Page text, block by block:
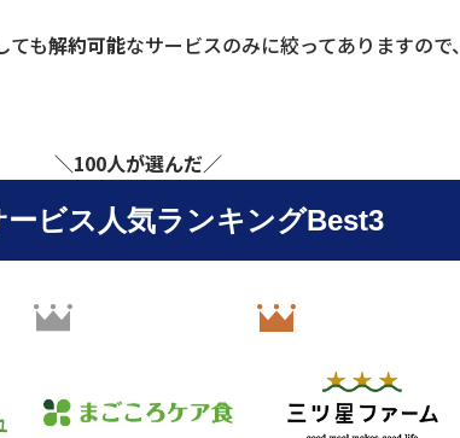
ても解約可能なサービスのみに絞ってありますので、
＼100人が選んだ／
ービス人気ランキングBest3